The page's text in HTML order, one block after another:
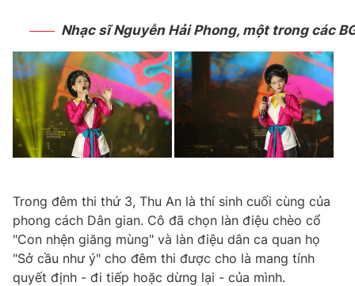
Nhạc sĩ Nguyễn Hải Phong, một trong các
Trong đêm thi thứ 3, Thu An là thí sinh cuối cùng của
phong cách Dân gian. Cô đã chọn làn điệu chèo cổ
"Con nhện giăng mùng" và làn điệu dân ca quan họ
"Sở cầu như ý" cho đêm thi được cho là mang tính
quyết định - đi tiếp hoặc dừng lại - của mình.